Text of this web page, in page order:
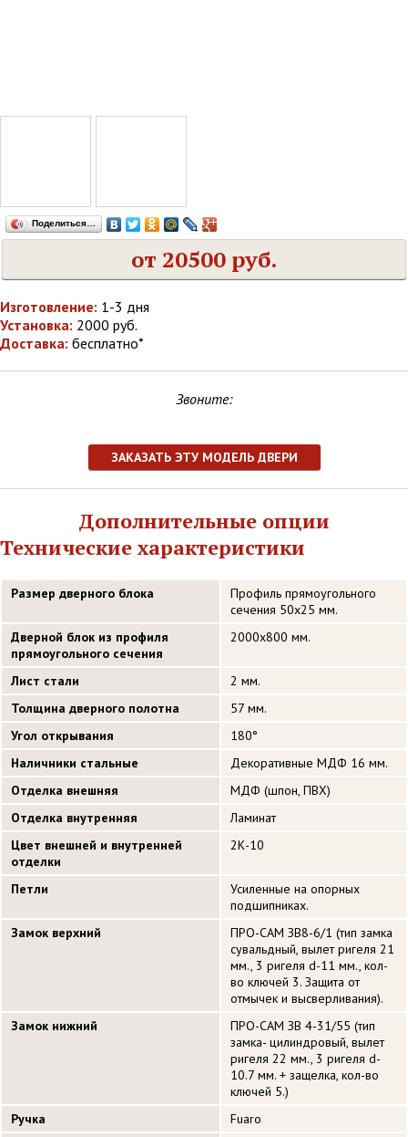
Поделиться…
от 20500 руб.
Изготовление: 1-3 дня
Установка: 2000 руб.
Доставка: бесплатно*
Звоните:
ЗАКАЗАТЬ ЭТУ МОДЕЛЬ ДВЕРИ
Дополнительные опции
Технические характеристики
Размер дверного блока
Профиль прямоугольного
сечения 50х25 мм.
Дверной блок из профиля
прямоугольного сечения
2000х800 мм.
Лист стали
2 мм.
Толщина дверного полотна
57 мм.
Угол открывания
180°
Наличники стальные
Декоративные МДФ 16 мм.
Отделка внешняя
МДФ (шпон, ПВХ)
Отделка внутренняя
Ламинат
Цвет внешней и внутренней
отделки
2К-10
Петли
Усиленные на опорных
подшипниках.
Замок верхний
ПРО-САМ ЗВ8-6/1 (тип замка
сувальдный, вылет ригеля 21
мм., 3 ригеля d-11 мм., кол-
во ключей 3. Защита от
отмычек и высверливания).
Замок нижний
ПРО-САМ ЗВ 4-31/55 (тип
замка- цилиндровый, вылет
ригеля 22 мм., 3 ригеля d-
10.7 мм. + защелка, кол-во
ключей 5.)
Ручка
Fuaro